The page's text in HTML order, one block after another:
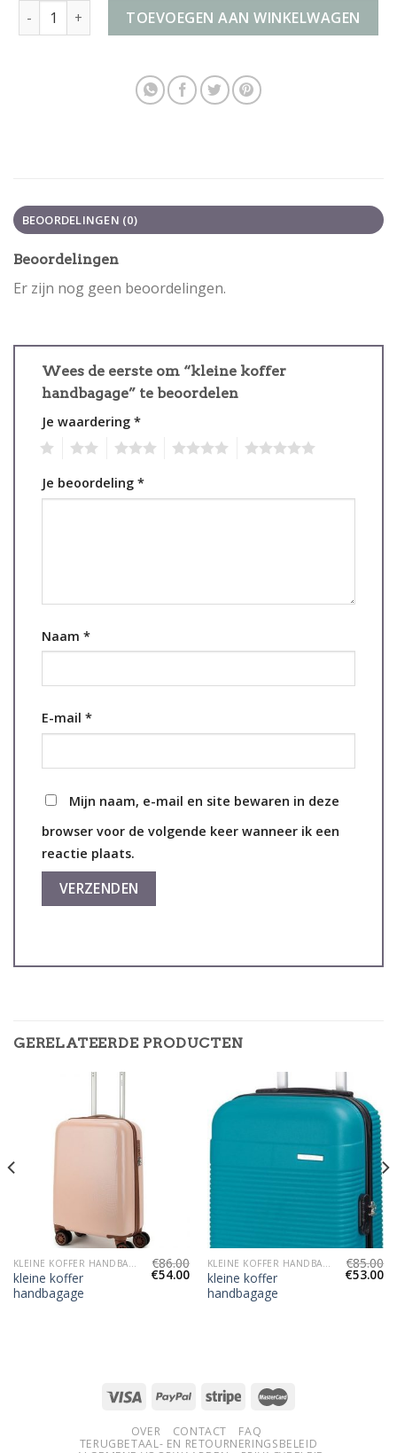
kleine koffer handbagage aantalTOEVOEGEN AAN WINKELWAGEN
BEOORDELINGEN (0)
Beoordelingen
Er zijn nog geen beoordelingen.
Wees de eerste om “kleine koffer
handbagage” te beoordelen
Je waardering *
Je beoordeling *
Naam *
E-mail *
Mijn naam, e-mail en site bewaren in deze
browser voor de volgende keer wanneer ik een
reactie plaats.
GERELATEERDE PRODUCTEN
kleine koffer
handbagage
€86.00
€54.00
kleine koffer
handbagage
€85.00
€53.00
OVER CONTACT
FAQ
TERUGBETAAL- EN RETOURNERINGSBELEID